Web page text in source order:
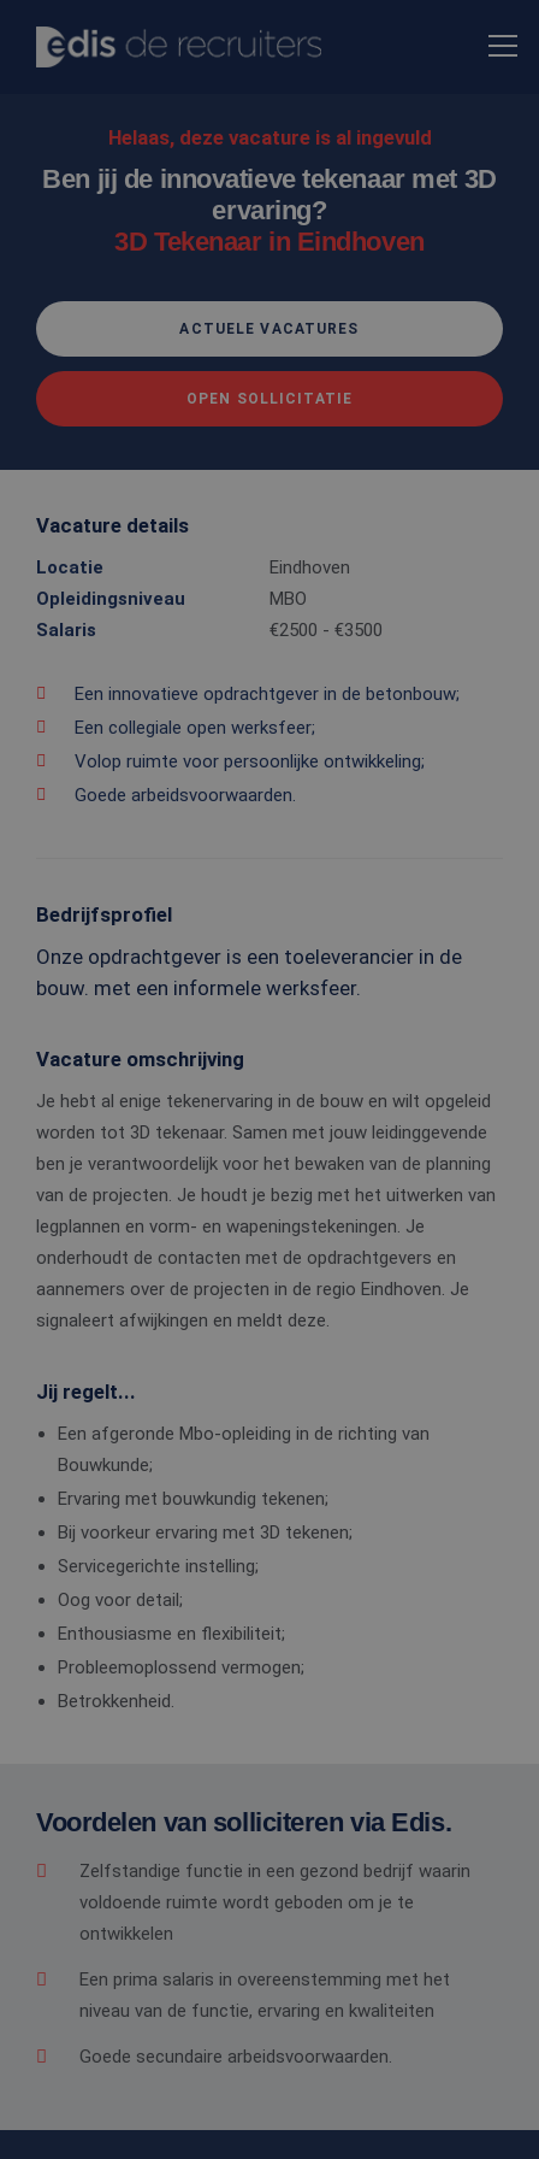
Helaas, deze vacature is al ingevuld
Ben jij de innovatieve tekenaar met 3D
ervaring?
3D Tekenaar in Eindhoven
ACTUELE VACATURES
OPEN SOLLICITATIE
Vacature details
Locatie
Eindhoven
Opleidingsniveau
MBO
Salaris
€2500 - €3500
Een innovatieve opdrachtgever in de betonbouw;
Een collegiale open werksfeer;
Volop ruimte voor persoonlijke ontwikkeling;
Goede arbeidsvoorwaarden.
Bedrijfsprofiel
Onze opdrachtgever is een toeleverancier in de
bouw. met een informele werksfeer.
Vacature omschrijving
Je hebt al enige tekenervaring in de bouw en wilt opgeleid
worden tot 3D tekenaar. Samen met jouw leidinggevende
ben je verantwoordelijk voor het bewaken van de planning
van de projecten. Je houdt je bezig met het uitwerken van
legplannen en vorm- en wapeningstekeningen. Je
onderhoudt de contacten met de opdrachtgevers en
aannemers over de projecten in de regio Eindhoven. Je
signaleert afwijkingen en meldt deze.
Jij regelt...
Een afgeronde Mbo-opleiding in de richting van
Bouwkunde;
Ervaring met bouwkundig tekenen;
Bij voorkeur ervaring met 3D tekenen;
Servicegerichte instelling;
Oog voor detail;
Enthousiasme en flexibiliteit;
Probleemoplossend vermogen;
Betrokkenheid.
Voordelen van solliciteren via Edis.
Zelfstandige functie in een gezond bedrijf waarin
voldoende ruimte wordt geboden om je te
ontwikkelen
Een prima salaris in overeenstemming met het
niveau van de functie, ervaring en kwaliteiten
Goede secundaire arbeidsvoorwaarden.